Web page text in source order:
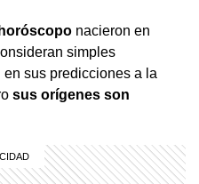
horóscopo nacieron en
simples
sus predicciones a la
sus orígenes son